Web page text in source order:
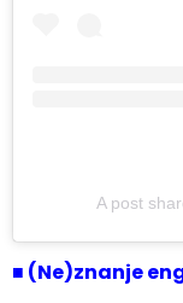
A post
■ (Ne)znanje